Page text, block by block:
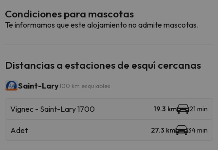
Condiciones para mascotas
Te informamos que este alojamiento no admite mascotas.
Distancias a estaciones de esquí cercanas
Saint-Lary100 km esquiables
Vignec - Saint-Lary 1700 19.3 km 21 min
Adet 27.3 km 34 min